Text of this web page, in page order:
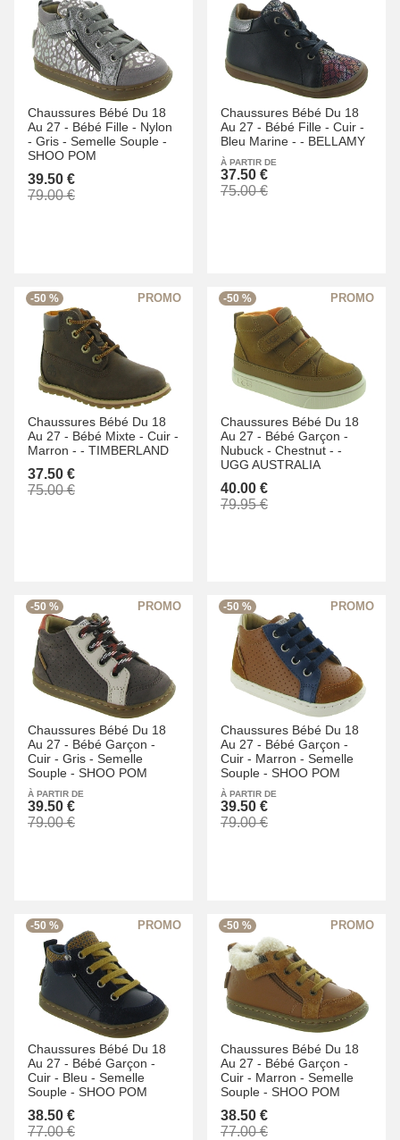
Chaussures Bébé Du 18
Au 27 - Bébé Fille - Nylon
- Gris - Semelle Souple -
SHOO POM
39.50 €
79.00 €
Chaussures Bébé Du 18
Au 27 - Bébé Fille - Cuir -
Bleu Marine - - BELLAMY
À PARTIR DE
37.50 €
75.00 €
-50 %
Chaussures Bébé Du 18
Au 27 - Bébé Mixte - Cuir -
Marron - - TIMBERLAND
37.50 €
75.00 €
-50 %
Chaussures Bébé Du 18
Au 27 - Bébé Garçon -
Nubuck - Chestnut - -
UGG AUSTRALIA
40.00 €
79.95 €
-50 %
Chaussures Bébé Du 18
Au 27 - Bébé Garçon -
Cuir - Gris - Semelle
Souple - SHOO POM
À PARTIR DE
39.50 €
79.00 €
-50 %
Chaussures Bébé Du 18
Au 27 - Bébé Garçon -
Cuir - Marron - Semelle
Souple - SHOO POM
À PARTIR DE
39.50 €
79.00 €
-50 %
Chaussures Bébé Du 18
Au 27 - Bébé Garçon -
Cuir - Bleu - Semelle
Souple - SHOO POM
38.50 €
77.00 €
-50 %
Chaussures Bébé Du 18
Au 27 - Bébé Garçon -
Cuir - Marron - Semelle
Souple - SHOO POM
38.50 €
77.00 €